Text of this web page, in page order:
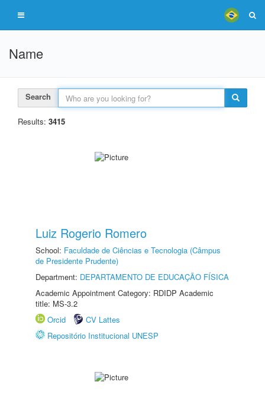
Name
Search
Results: 3415
Luiz Rogerio Romero
School: Faculdade de Ciências e Tecnologia (Câmpus
de Presidente Prudente)
Department: DEPARTAMENTO DE EDUCAÇÃO FÍSICA
Academic Appointment Category: RDIDP Academic
title: MS-3.2
Orcid
CV Lattes
Repositório Institucional UNESP